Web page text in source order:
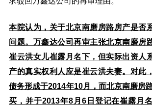
本院认为，关于北京南磨房路房产是否
问题。万鑫达公司再审主张北京南磨房
崔云洪女儿崔露月名下，但实际出资人
产的真实权利人应是崔云洪夫妻。对此
债务形成于2014年10月，而北京南磨房
买，并于2013年8月6日登记在崔露月